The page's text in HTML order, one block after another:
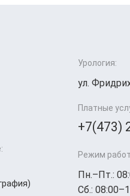
Урология:
ул.
Платные
+7(473)
Режим
Пн.–Пт.:
Сб.: